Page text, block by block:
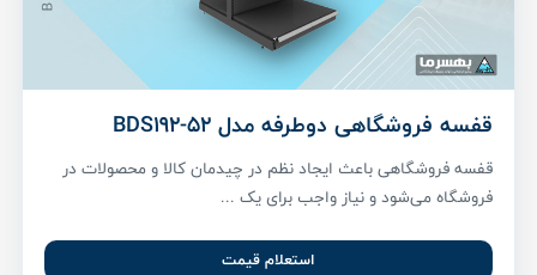
قفسه فروشگاهی دوطرفه مدل BDS192-52
قفسه فروشگاهی باعث ایجاد نظم در چیدمان کالا و محصولات در
فروشگاه می‌شود و نیاز واجب برای یک ...
استعلام قیمت